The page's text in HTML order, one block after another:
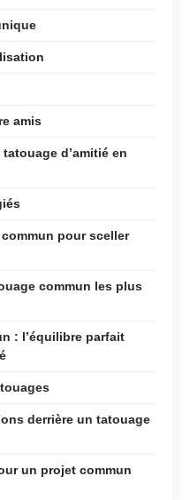
amis
d’amitié en
pour sceller
commun les plus
: l’équilibre parfait
derrière un tatouage
un projet commun